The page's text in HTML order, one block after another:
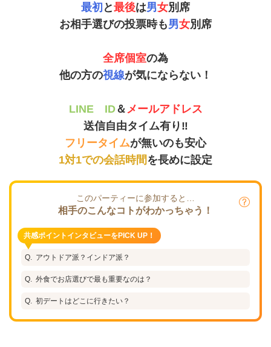
最初 と最後は男女別席
お相手選びの投票時も男女別席
全席個室の為
他の方の視線が気にならない！
LINE ID＆ メールアドレス
送信自由タイム有り‼
フリータイムが無いのも安心
1対1での会話時間 を長めに設定
このパーティーに参加すると…
相手のこんなコトがわかっちゃう！
共感ポイントインタビューをPICK UP！
アウトドア派？インドア派？
外食でお店選びで最も重要なのは？
初デートはどこに行きたい？